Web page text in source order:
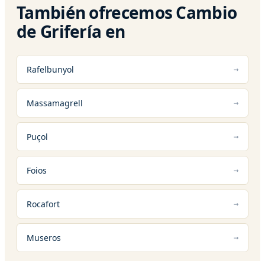
También ofrecemos Cambio
de Grifería en
Rafelbunyol
Massamagrell
Puçol
Foios
Rocafort
Museros